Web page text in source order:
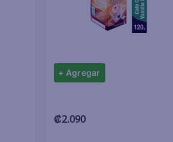
+ Agregar
₡2.090